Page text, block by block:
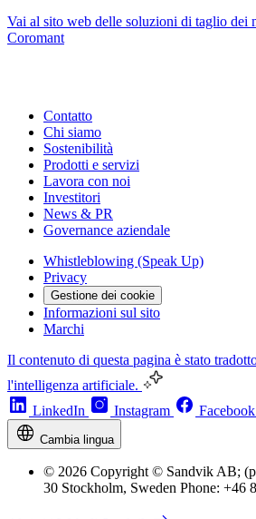
Vai al sito web delle soluzioni di taglio dei
Coromant
Contatto
Chi siamo
Sostenibilità
Prodotti e servizi
Lavora con noi
Investitori
News & PR
Governance aziendale
Whistleblowing (Speak Up)
Privacy
Gestione dei cookie
Informazioni sul sito
Marchi
Il contenuto di questa pagina è stato
l'intelligenza artificiale.
LinkedIn
Instagram Facebook
Cambia lingua
© 2026 Copyright © Sandvik AB;
30 Stockholm, Sweden Phone: +46